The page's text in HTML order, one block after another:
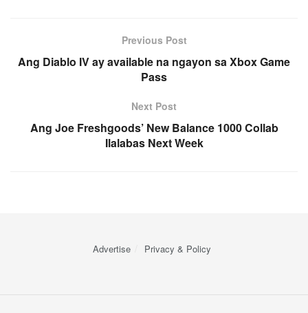
Previous Post
Ang Diablo IV ay available na ngayon sa Xbox Game
Pass
Next Post
Ang Joe Freshgoods’ New Balance 1000 Collab
Ilalabas Next Week
Advertise Privacy & Policy